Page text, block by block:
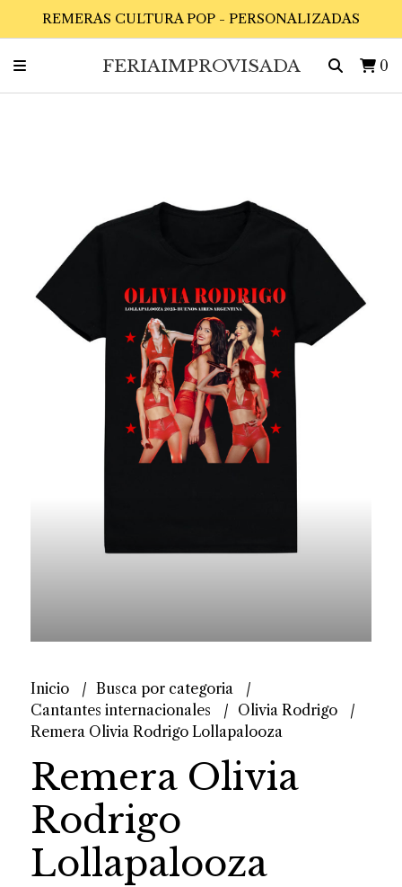
REMERAS CULTURA POP - PERSONALIZADAS
FERIAIMPROVISADA 0
Inicio
Busca por categoria
Cantantes internacionales
Olivia Rodrigo
Remera Olivia Rodrigo Lollapalooza
Remera Olivia
Rodrigo
Lollapalooza